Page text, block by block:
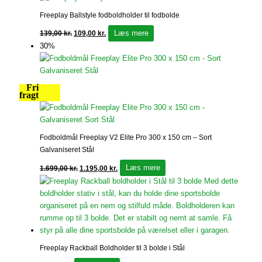
Freeplay Ballstyle fodboldholder til fodbolde
139,00kr. 109,00 kr.
Læs mere
30%
Fri
fragt
Fodboldmål Freeplay V2 Elite Pro 300 x 150 cm – Sort
Galvaniseret Stål
1.699,00kr. 1.195,00 kr. Læs mere
Freeplay Rackball Boldholder til 3 bolde i Stål